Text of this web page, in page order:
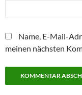
Name, E-Mail-
meinen nächsten